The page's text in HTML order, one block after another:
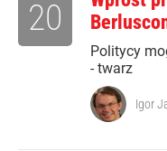
Politycy
- twarz
20
Igor